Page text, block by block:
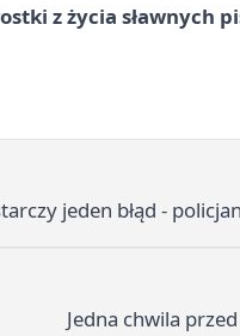
z życia sławnych
jeden błąd -
Jedna chwila